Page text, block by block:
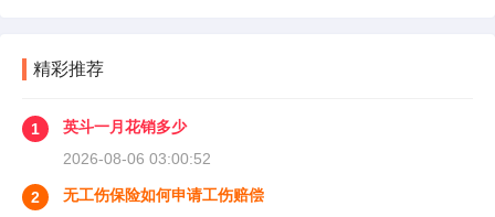
精彩推荐
1
英斗一月花销多少
2026-08-06 03:00:52
2
无工伤保险如何申请工伤赔偿